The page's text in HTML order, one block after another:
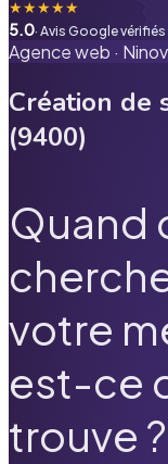
★★★★★
5.0· Avis Google vérifiés
Agence web ·
Création de
(9400)
Quand
votre
est-ce
trouve ?